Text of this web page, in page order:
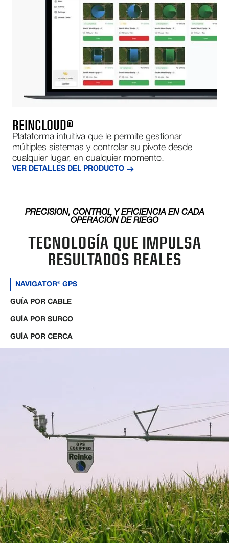
REINCLOUD®
Plataforma intuitiva que le permite gestionar
múltiples sistemas y controlar su pivote desde
cualquier lugar, en cualquier momento.
VER DETALLES DEL PRODUCTO
PRECISIÓN, CONTROL Y EFICIENCIA EN CADA
OPERACIÓN DE RIEGO
TECNOLOGÍA QUE IMPULSA
RESULTADOS REALES
NAVIGATOR® GPS
GUÍA POR CABLE
GUÍA POR SURCO
GUÍA POR CERCA